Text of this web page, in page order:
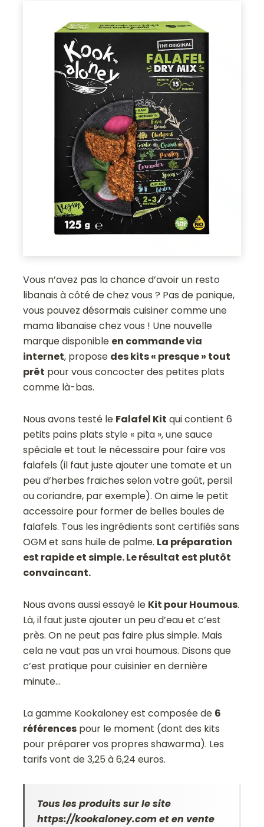
Vous n’avez pas la chance d’avoir un resto
libanais à côté de chez vous ? Pas de panique,
vous pouvez désormais cuisiner comme une
mama libanaise chez vous ! Une nouvelle
marque disponible en commande via
internet, propose des kits « presque » tout
prêt pour vous concocter des petites plats
comme là-bas.
Nous avons testé le Falafel Kit qui contient 6
petits pains plats style « pita », une sauce
spéciale et tout le nécessaire pour faire vos
falafels (il faut juste ajouter une tomate et un
peu d’herbes fraiches selon votre goût, persil
ou coriandre, par exemple). On aime le petit
accessoire pour former de belles boules de
falafels. Tous les ingrédients sont certifiés sans
OGM et sans huile de palme. La préparation
est rapide et simple. Le résultat est plutôt
convaincant.
Nous avons aussi essayé le Kit pour Houmous.
Là, il faut juste ajouter un peu d’eau et c’est
près. On ne peut pas faire plus simple. Mais
cela ne vaut pas un vrai houmous. Disons que
c’est pratique pour cuisinier en dernière
minute…
La gamme Kookaloney est composée de 6
références pour le moment (dont des kits
pour préparer vos propres shawarma). Les
tarifs vont de 3,25 à 6,24 euros.
Tous les produits sur le site
https://kookaloney.comet en vente